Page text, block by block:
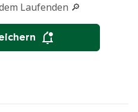
Laufenden 🔎